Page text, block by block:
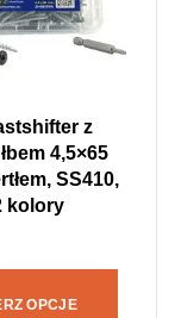
z
4,5×65
SS410,
kolory
OPCJE